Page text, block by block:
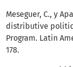
Meseguer, C., y
distributive
Program. Latin
178.